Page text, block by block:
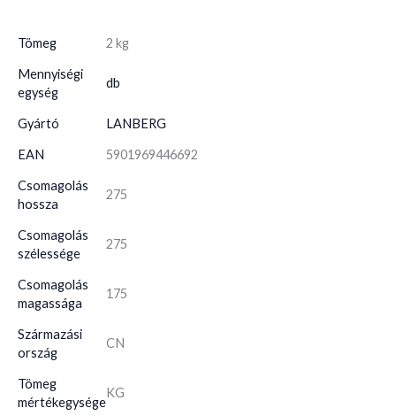
Tömeg 2 kg
Mennyiségi
egység
db
Gyártó LANBERG
EAN 5901969446692
Csomagolás
hossza
275
Csomagolás
szélessége
275
Csomagolás
magassága
175
Származási
ország
CN
Tömeg
mértékegysége
KG